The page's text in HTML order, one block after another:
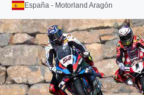
España - Motorland Aragón